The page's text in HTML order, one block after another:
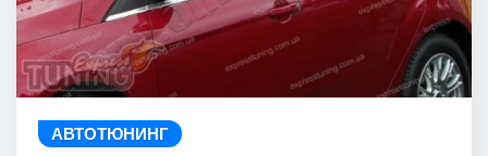
АВТОТЮНИНГ